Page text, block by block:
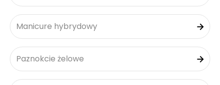
Manicure hybrydowy
Paznokcie żelowe